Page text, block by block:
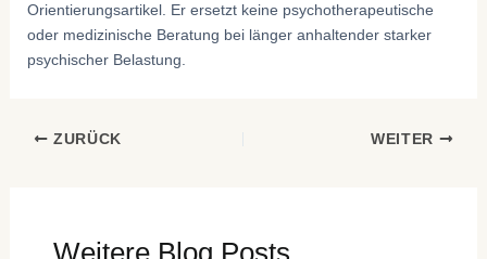
Orientierungsartikel. Er ersetzt keine psychotherapeutische
oder medizinische Beratung bei länger anhaltender starker
psychischer Belastung.
ZURÜCK WEITER